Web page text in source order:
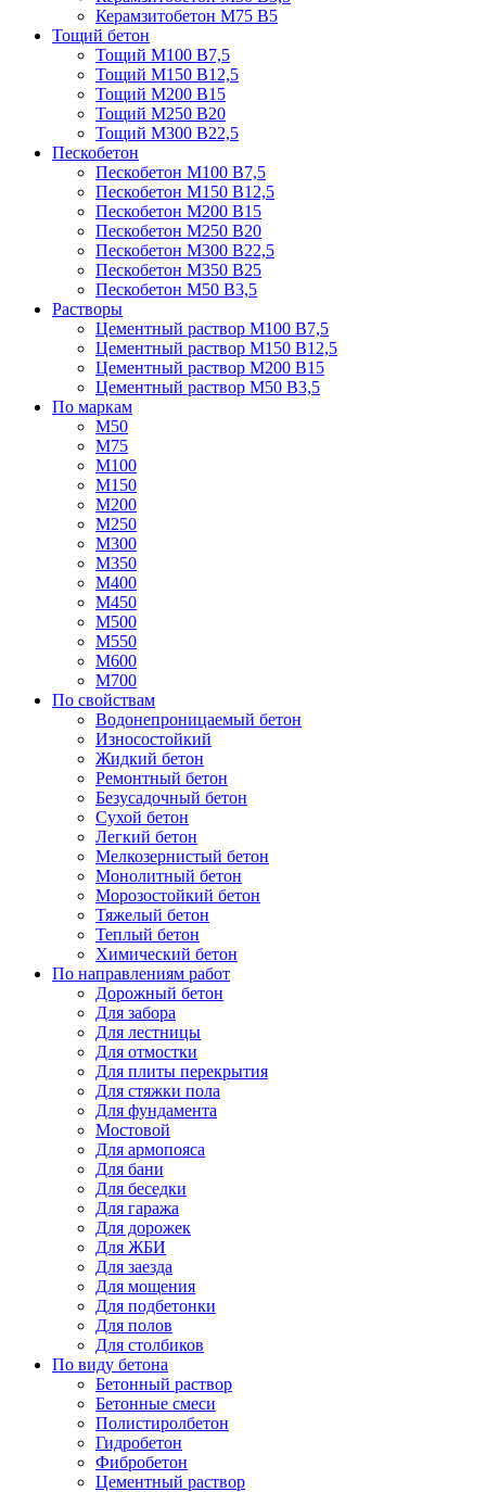
Керамзитобетон М75 В5
Тощий бетон
Тощий М100 В7,5
Тощий М150 В12,5
Тощий М200 В15
Тощий М250 В20
Тощий М300 В22,5
Пескобетон
Пескобетон М100 В7,5
Пескобетон М150 В12,5
Пескобетон М200 В15
Пескобетон М250 В20
Пескобетон М300 В22,5
Пескобетон М350 В25
Пескобетон М50 В3,5
Растворы
Цементный раствор М100 В7,5
Цементный раствор М150 В12,5
Цементный раствор М200 В15
Цементный раствор М50 В3,5
По маркам
М50
М75
М100
М150
М200
М250
М300
М350
М400
М450
М500
М550
М600
М700
По свойствам
Водонепроницаемый бетон
Износостойкий
Жидкий бетон
Ремонтный бетон
Безусадочный бетон
Сухой бетон
Легкий бетон
Мелкозернистый бетон
Монолитный бетон
Морозостойкий бетон
Тяжелый бетон
Теплый бетон
Химический бетон
По направлениям работ
Дорожный бетон
Для забора
Для лестницы
Для отмостки
Для плиты перекрытия
Для стяжки пола
Для фундамента
Мостовой
Для армопояса
Для бани
Для беседки
Для гаража
Для дорожек
Для ЖБИ
Для заезда
Для мощения
Для подбетонки
Для полов
Для столбиков
По виду бетона
Бетонный раствор
Бетонные смеси
Полистиролбетон
Гидробетон
Фибробетон
Цементный раствор